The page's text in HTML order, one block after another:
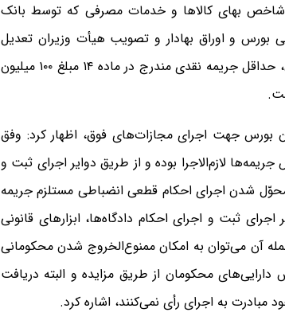
با رشد شاخص بهای کالاها و خدمات مصرفی که توسط بانک
بورس و اوراق بهادار و تصویب هیأت وزیران تعدیل
می‌شود؛ بنابراین بر اساس مصوبه ۱۰ مهر ۱۴۰۱ هیأت وزیران، حداقل جریمه نقدی مندرج در ماده ۱۴ مبلغ ۱۰۰ میلیون
بورس جهت اجرای مجازات‌های فوق، اظهار کرد: وفق
درخصوص جریمه‌ها لازم‌الاجرا بوده و از طریق دوایر اجرای ثبت و
شدن اجرای احکام قطعی انضباطی مستلزم جریمه
ثبت و اجرای احکام دادگاه‌ها، ابزارهای قانونی
آن می‌توان به امکان ممنوع‌الخروج شدن محکومانی
محکومان از طریق مزایده و البته دریافت
مبادرت به اجرای رأی نمی‌کنند، اشاره کرد.